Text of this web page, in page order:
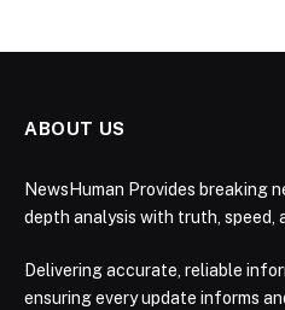
ABOUT US
NewsHuman Provides breaking
depth analysis with truth, speed,
Delivering accurate, reliable
ensuring every update informs